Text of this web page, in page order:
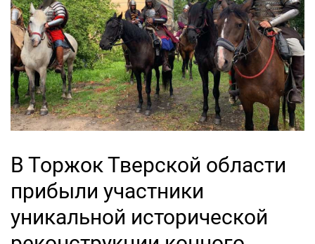
В Торжок Тверской области
прибыли участники
уникальной исторической